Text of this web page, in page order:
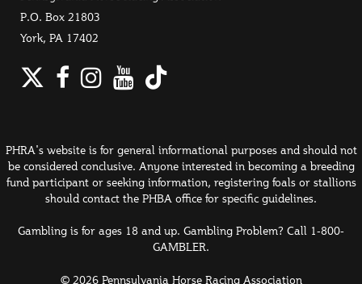
P.O. Box 21803
York, PA 17402
Twitter
Facebook
Instagram
YouTube
TikTok
PHRA's website is for general informational purposes and should not
be considered conclusive. Anyone interested in becoming a breeding
fund participant or seeking information, registering foals or stallions
should contact the PHBA office for specific guidelines.
Gambling is for ages 18 and up. Gambling Problem? Call 1-800-
GAMBLER.
© 2026 Pennsylvania Horse Racing Association